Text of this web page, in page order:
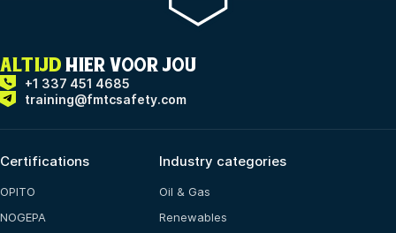
ALTIJD HIER VOOR JOU
+1 337 451 4685
training@fmtcsafety.com
Certifications
OPITO
NOGEPA
Industry categories
Oil & Gas
Renewables